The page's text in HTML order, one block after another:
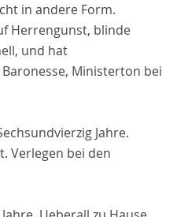
in andere Form.
Herrengunst, blinde
und hat
Ministerton bei
Jahre.
Verlegen bei den